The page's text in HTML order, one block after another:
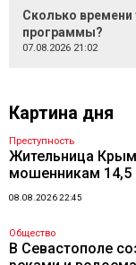
Сколько времени
программы?
07.08.2026 21:02
Картина дня
Преступность
Жительница
мошенникам 14,5
08.08.2026 22:45
Общество
В Севастополе